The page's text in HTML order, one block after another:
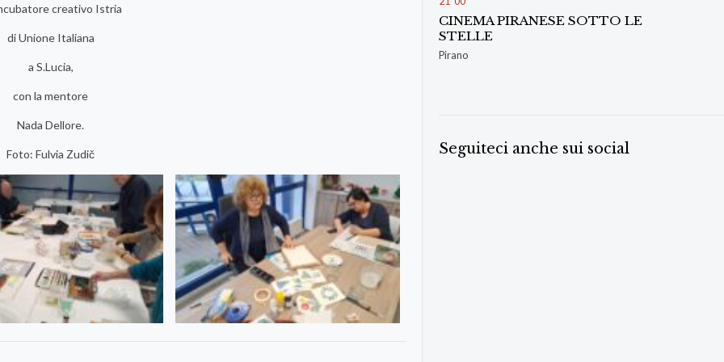
creativo Istria
di Unione Italiana
a S.Lucia,
con la mentore
Nada Dellore.
Foto: Fulvia Zudič
CINEMA PIRANESE SOTTO LE
STELLE
Pirano
Seguiteci anche sui social